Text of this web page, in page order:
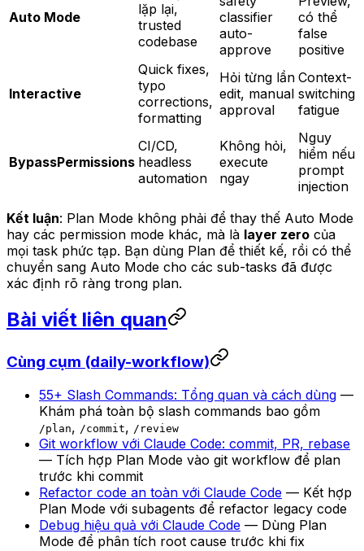
Auto Mode
lặp lại,
trusted
codebase
classifier
auto-
approve
có thể
false
positive
Interactive
Quick fixes,
typo
corrections,
formatting
Hỏi từng lần
edit, manual
approval
Context-
switching
fatigue
BypassPermissions
CI/CD,
headless
automation
Không hỏi,
execute
ngay
Nguy
hiểm nếu
prompt
injection
Kết luận: Plan Mode không phải để thay thế Auto Mode
hay các permission mode khác, mà là layer zero của
mọi task phức tạp. Bạn dùng Plan để thiết kế, rồi có thể
chuyển sang Auto Mode cho các sub-tasks đã được
xác định rõ ràng trong plan.
Bài viết liên quan
Cùng cụm (daily-workflow)
55+ Slash Commands: Tổng quan và cách dùng —
Khám phá toàn bộ slash commands bao gồm
/plan, /commit, /review
Git workflow với Claude Code: commit, PR, rebase
— Tích hợp Plan Mode vào git workflow để plan
trước khi commit
Refactor code an toàn với Claude Code — Kết hợp
Plan Mode với subagents để refactor legacy code
Debug hiệu quả với Claude Code — Dùng Plan
Mode để phân tích root cause trước khi fix